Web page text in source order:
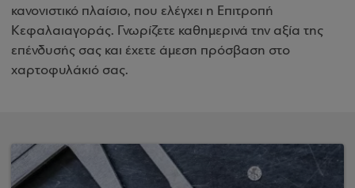
κανονιστικό πλαίσιο, που ελέγχει η Επιτροπή
Κεφαλαιαγοράς. Γνωρίζετε καθημερινά την αξία της
επένδυσής σας και έχετε άμεση πρόσβαση στο
χαρτοφυλάκιό σας.